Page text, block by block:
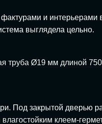
и интерьерами
выглядела цельно.
труба Ø19 мм длиной
Под закрытой дверью
влагостойким клеем-